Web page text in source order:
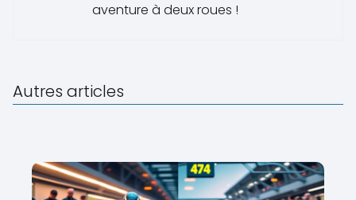
aventure à deux roues !
Autres articles